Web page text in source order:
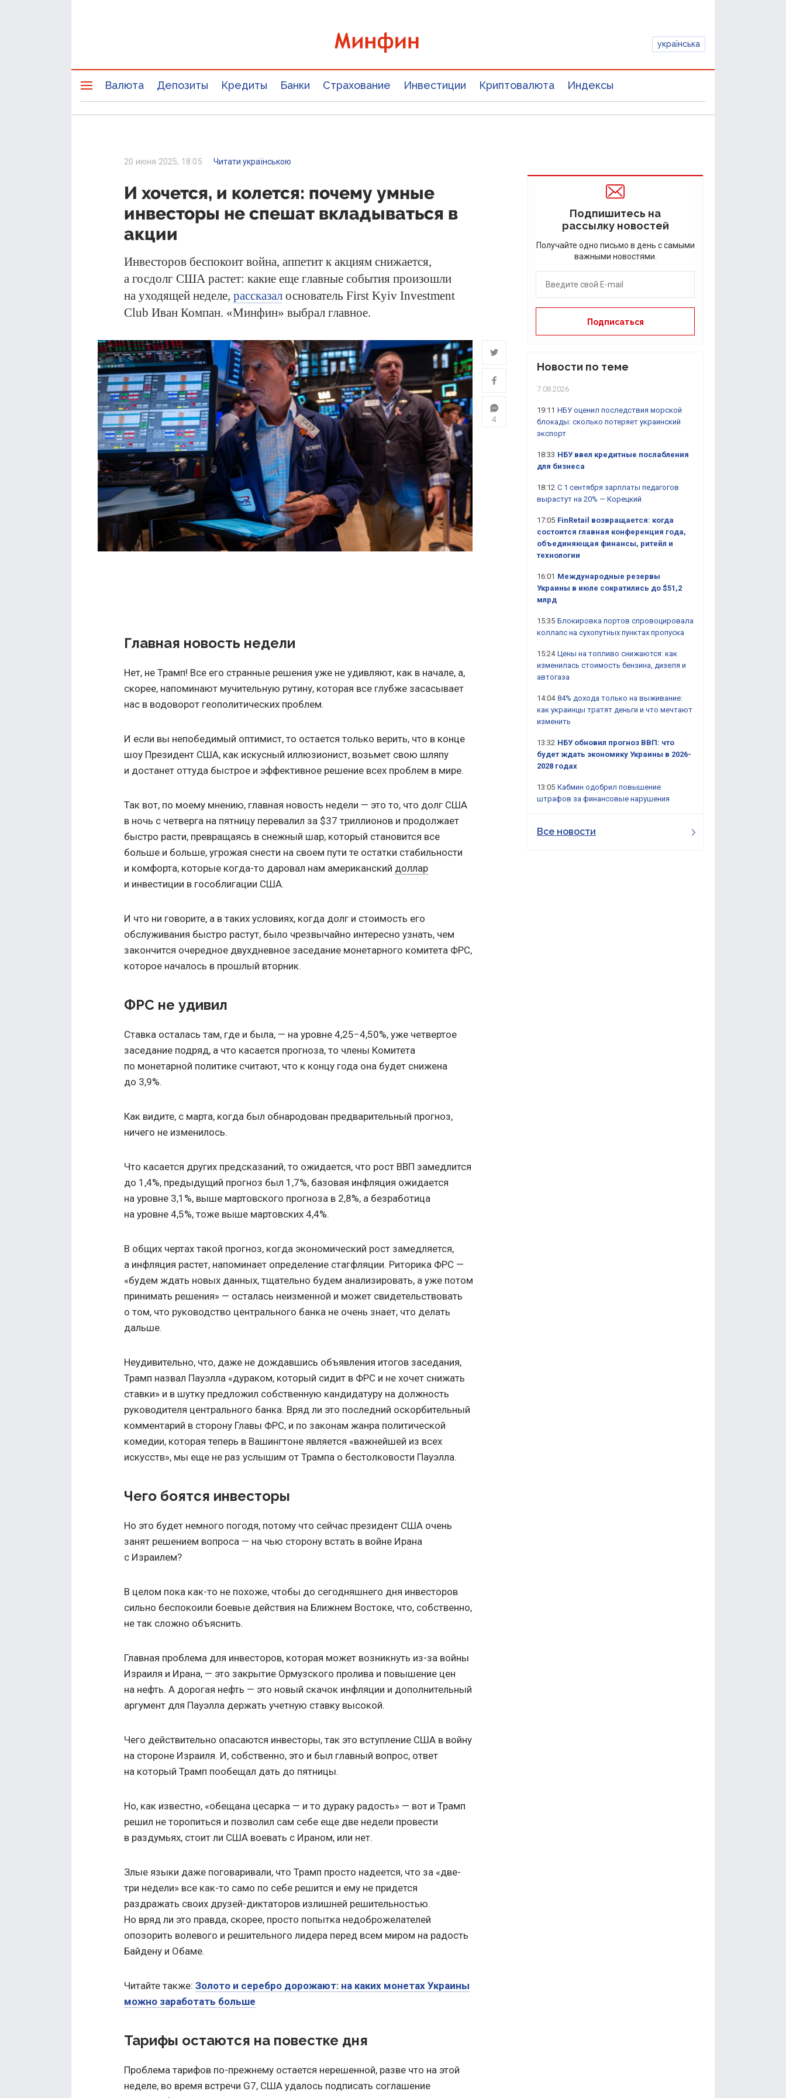
українська
Валюта Депозиты Кредиты Банки Страхование Инвестиции Криптовалюта Индексы
20 июня 2025, 18:05 Читати українською
И хочется, и колется: почему умные
инвесторы не спешат вкладываться в
акции
Инвесторов беспокоит война, аппетит к акциям снижается,
а госдолг США растет: какие еще главные события произошли
на уходящей неделе, рассказал основатель First Kyiv Investment
Club Иван Компан. «Минфин» выбрал главное.
4
Главная новость недели
Нет, не Трамп! Все его странные решения уже не удивляют, как в начале, а,
скорее, напоминают мучительную рутину, которая все глубже засасывает
нас в водоворот геополитических проблем.
И если вы непобедимый оптимист, то остается только верить, что в конце
шоу Президент США, как искусный иллюзионист, возьмет свою шляпу
и достанет оттуда быстрое и эффективное решение всех проблем в мире.
Так вот, по моему мнению, главная новость недели — это то, что долг США
в ночь с четверга на пятницу перевалил за $37 триллионов и продолжает
быстро расти, превращаясь в снежный шар, который становится все
больше и больше, угрожая снести на своем пути те остатки стабильности
и комфорта, которые когда-то даровал нам американский доллар
и инвестиции в гособлигации США.
И что ни говорите, а в таких условиях, когда долг и стоимость его
обслуживания быстро растут, было чрезвычайно интересно узнать, чем
закончится очередное двухдневное заседание монетарного комитета ФРС,
которое началось в прошлый вторник.
ФРС не удивил
Ставка осталась там, где и была, — на уровне 4,25−4,50%, уже четвертое
заседание подряд, а что касается прогноза, то члены Комитета
по монетарной политике считают, что к концу года она будет снижена
до 3,9%.
Как видите, с марта, когда был обнародован предварительный прогноз,
ничего не изменилось.
Что касается других предсказаний, то ожидается, что рост ВВП замедлится
до 1,4%, предыдущий прогноз был 1,7%, базовая инфляция ожидается
на уровне 3,1%, выше мартовского прогноза в 2,8%, а безработица
на уровне 4,5%, тоже выше мартовских 4,4%.
В общих чертах такой прогноз, когда экономический рост замедляется,
а инфляция растет, напоминает определение стагфляции. Риторика ФРС —
«будем ждать новых данных, тщательно будем анализировать, а уже потом
принимать решения» — осталась неизменной и может свидетельствовать
о том, что руководство центрального банка не очень знает, что делать
дальше.
Неудивительно, что, даже не дождавшись объявления итогов заседания,
Трамп назвал Пауэлла «дураком, который сидит в ФРС и не хочет снижать
ставки» и в шутку предложил собственную кандидатуру на должность
руководителя центрального банка. Вряд ли это последний оскорбительный
комментарий в сторону Главы ФРС, и по законам жанра политической
комедии, которая теперь в Вашингтоне является «важнейшей из всех
искусств», мы еще не раз услышим от Трампа о бестолковости Пауэлла.
Чего боятся инвесторы
Но это будет немного погодя, потому что сейчас президент США очень
занят решением вопроса — на чью сторону встать в войне Ирана
с Израилем?
В целом пока как-то не похоже, чтобы до сегодняшнего дня инвесторов
сильно беспокоили боевые действия на Ближнем Востоке, что, собственно,
не так сложно объяснить.
Главная проблема для инвесторов, которая может возникнуть из-за войны
Израиля и Ирана, — это закрытие Ормузского пролива и повышение цен
на нефть. А дорогая нефть — это новый скачок инфляции и дополнительный
аргумент для Пауэлла держать учетную ставку высокой.
Чего действительно опасаются инвесторы, так это вступление США в войну
на стороне Израиля. И, собственно, это и был главный вопрос, ответ
на который Трамп пообещал дать до пятницы.
Но, как известно, «обещана цесарка — и то дураку радость» — вот и Трамп
решил не торопиться и позволил сам себе еще две недели провести
в раздумьях, стоит ли США воевать с Ираном, или нет.
Злые языки даже поговаривали, что Трамп просто надеется, что за «две-
три недели» все как-то само по себе решится и ему не придется
раздражать своих друзей-диктаторов излишней решительностью.
Но вряд ли это правда, скорее, просто попытка недоброжелателей
опозорить волевого и решительного лидера перед всем миром на радость
Байдену и Обаме.
Читайте также: Золото и серебро дорожают: на каких монетах Украины
можно заработать больше
Тарифы остаются на повестке дня
Проблема тарифов по-прежнему остается нерешенной, разве что на этой
неделе, во время встречи G7, США удалось подписать соглашение
Подпишитесь на
рассылку новостей
Получайте одно письмо в день с самыми
важными новостями.
Новости по теме
7.08.2026
19:11 НБУ оценил последствия морской
блокады: сколько потеряет украинский
экспорт
18:33 НБУ ввел кредитные послабления
для бизнеса
18:12 С 1 сентября зарплаты педагогов
вырастут на 20% — Корецкий
17:05 FinRetail возвращается: когда
состоится главная конференция года,
объединяющая финансы, ритейл и
технологии
16:01 Международные резервы
Украины в июле сократились до $51,2
млрд
15:35 Блокировка портов спровоцировала
коллапс на сухопутных пунктах пропуска
15:24 Цены на топливо снижаются: как
изменилась стоимость бензина, дизеля и
автогаза
14:04 84% дохода только на выживание:
как украинцы тратят деньги и что мечтают
изменить
13:32 НБУ обновил прогноз ВВП: что
будет ждать экономику Украины в 2026-
2028 годах
13:05 Кабмин одобрил повышение
штрафов за финансовые нарушения
Все новости